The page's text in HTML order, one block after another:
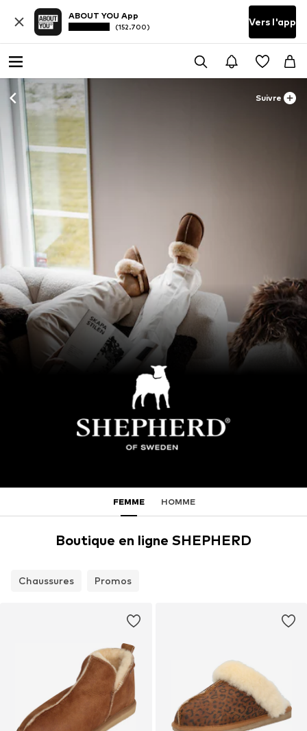
ABOUT YOU App
(152.700) Vers l'app
Suivre
FEMME HOMME
Boutique en ligne SHEPHERD
Chaussures Promos